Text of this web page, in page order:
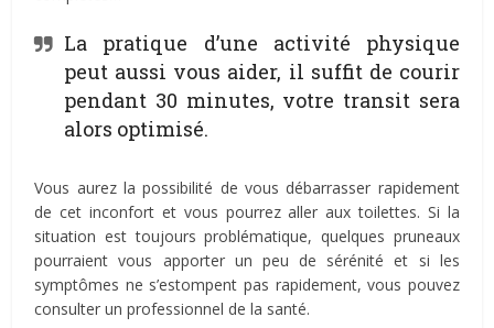
La pratique d’une activité physique
peut aussi vous aider, il suffit de courir
pendant 30 minutes, votre transit sera
alors optimisé.
Vous aurez la possibilité de vous débarrasser rapidement
de cet inconfort et vous pourrez aller aux toilettes. Si la
situation est toujours problématique, quelques pruneaux
pourraient vous apporter un peu de sérénité et si les
symptômes ne s’estompent pas rapidement, vous pouvez
consulter un professionnel de la santé.